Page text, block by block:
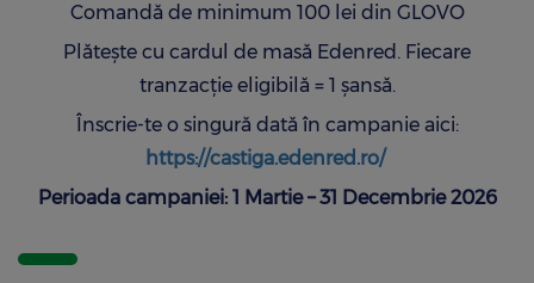
Comandă de minimum 100 lei din GLOVO
Plătește cu cardul de masă Edenred. Fiecare
tranzacție eligibilă = 1 șansă.
Înscrie-te o singură dată în campanie aici:
https://castiga.edenred.ro/
Perioada campaniei: 1 Martie – 31 Decembrie 2026